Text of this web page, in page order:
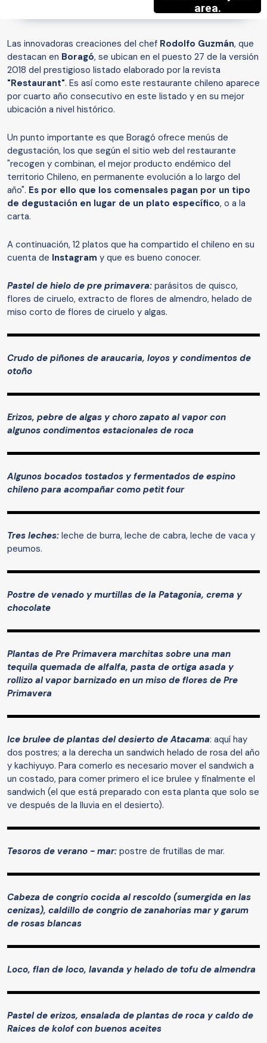
Las innovadoras creaciones del chef Rodolfo Guzmán, que
destacan en Boragó, se ubican en el puesto 27 de la versión
2018 del prestigioso listado elaborado por la revista
"Restaurant". Es así como este restaurante chileno aparece
por cuarto año consecutivo en este listado y en su mejor
ubicación a nivel histórico.
Un punto importante es que Boragó ofrece menús de
degustación, los que según el sitio web del restaurante
"recogen y combinan, el mejor producto endémico del
territorio Chileno, en permanente evolución a lo largo del
año". Es por ello que los comensales pagan por un tipo
de degustación en lugar de un plato específico, o a la
carta.
A continuación, 12 platos que ha compartido el chileno en su
cuenta de Instagram y que es bueno conocer.
Pastel de hielo de pre primavera: parásitos de quisco,
flores de ciruelo, extracto de flores de almendro, helado de
miso corto de flores de ciruelo y algas.
Crudo de piñones de araucaria, loyos y condimentos de
otoño
Erizos, pebre de algas y choro zapato al vapor con
algunos condimentos estacionales de roca
Algunos bocados tostados y fermentados de espino
chileno para acompañar como petit four
Tres leches: leche de burra, leche de cabra, leche de vaca y
peumos.
Postre de venado y murtillas de la Patagonia, crema y
chocolate
Plantas de Pre Primavera marchitas sobre una man
tequila quemada de alfalfa, pasta de ortiga asada y
rollizo al vapor barnizado en un miso de flores de Pre
Primavera
Ice brulee de plantas del desierto de Atacama: aquí hay
dos postres; a la derecha un sandwich helado de rosa del año
y kachiyuyo. Para comerlo es necesario mover el sandwich a
un costado, para comer primero el ice brulee y finalmente el
sandwich (el que está preparado con esta planta que solo se
ve después de la lluvia en el desierto).
Tesoros de verano - mar: postre de frutillas de mar.
Cabeza de congrio cocida al rescoldo (sumergida en las
cenizas), caldillo de congrio de zanahorias mar y garum
de rosas blancas
Loco, flan de loco, lavanda y helado de tofu de almendra
Pastel de erizos, ensalada de plantas de roca y caldo de
Raices de kolof con buenos aceites